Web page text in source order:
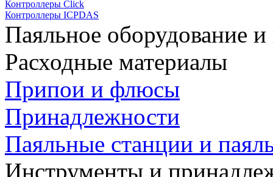
Контроллеры Click
Контроллеры ICPDAS
Паяльное оборудование
Расходные материалы
Припои и флюсы
Принадлежности
Паяльные станции и
Инструменты и